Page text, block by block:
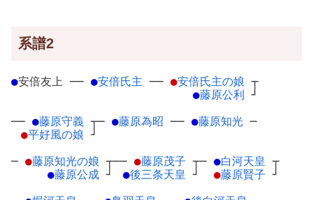
系譜2
●安倍友上 ── ●安倍氏主 ── ●安倍氏主の娘 ┬
●藤原公利 ┘
── ●藤原守義 ┬
●平好風の娘 ┘
─ ●藤原為昭 ── ●藤原知光 ─
─ ●藤原知光の娘 ┬
●藤原公成 ┘
── ●藤原茂子 ┬
●後三条天皇 ┘
─ ●白河天皇 ┬
●藤原賢子 ┘